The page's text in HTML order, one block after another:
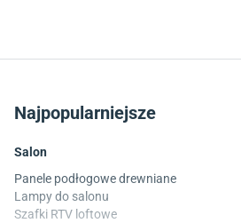
Najpopularniejsze
Salon
Panele podłogowe drewniane
Lampy do salonu
Szafki RTV loftowe